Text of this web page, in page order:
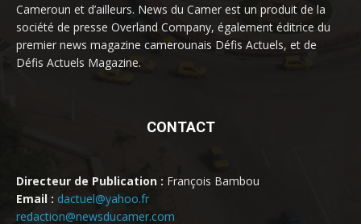
Cameroun et d’ailleurs. News du Camer est un produit de la
société de presse Overland Company, également éditrice du
premier news magazine camerounais Défis Actuels, et de
Défis Actuels Magazine.
CONTACT
Directeur de Publication : François Bambou
Email : dactuel@yahoo.fr
redaction@newsducamer.com